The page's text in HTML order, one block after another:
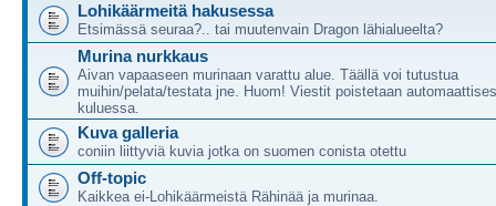
Lohikäärmeitä hakusessa
Etsimässä seuraa?.. tai muutenvain Dragon lähialueelta?
Murina nurkkaus
Aivan vapaaseen murinaan varattu alue. Täällä voi tutustua
muihin/pelata/testata jne. Huom! Viestit poistetaan
kuluessa.
Kuva galleria
coniin liittyviä kuvia jotka on suomen conista otettu
Off-topic
Kaikkea ei-Lohikäärmeistä Rähinää ja murinaa.